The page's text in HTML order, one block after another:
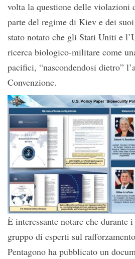
volta la questione delle violazioni
parte del regime di Kiev e dei
stato notato che gli Stati Uniti e
ricerca biologico-militare come
pacifici, “nascondendosi dietro”
Convenzione.
È interessante notare che durante
gruppo di esperti sul
Pentagono ha pubblicato un